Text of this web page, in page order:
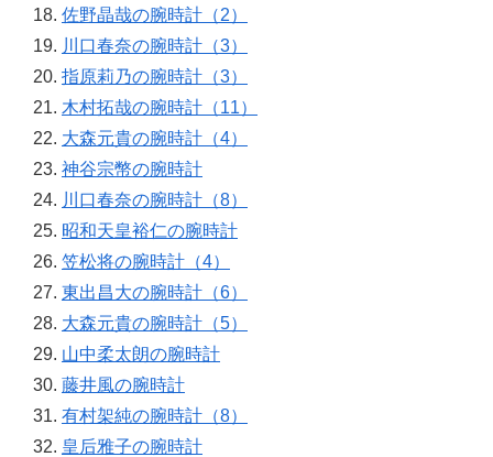
佐野晶哉の腕時計（2）
川口春奈の腕時計（3）
指原莉乃の腕時計（3）
木村拓哉の腕時計（11）
大森元貴の腕時計（4）
神谷宗幣の腕時計
川口春奈の腕時計（8）
昭和天皇裕仁の腕時計
笠松将の腕時計（4）
東出昌大の腕時計（6）
大森元貴の腕時計（5）
山中柔太朗の腕時計
藤井風の腕時計
有村架純の腕時計（8）
皇后雅子の腕時計